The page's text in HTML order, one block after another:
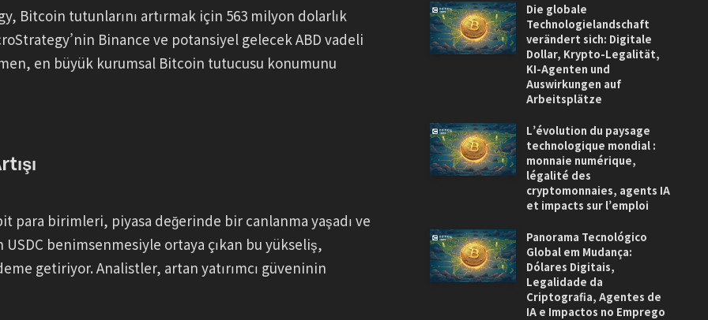
Bitcoin tutunlarını artırmak için 563 milyon dolarlık
Binance ve potansiyel gelecek ABD vadeli
en büyük kurumsal Bitcoin tutucusu konumunu
para birimleri, piyasa değerinde bir canlanma yaşadı ve
USDC benimsenmesiyle ortaya çıkan bu yükseliş,
getiriyor. Analistler, artan yatırımcı güveninin
Die globale
Technologielandschaft
verändert sich: Digitale
Dollar, Krypto-Legalität,
KI-Agenten und
Auswirkungen auf
Arbeitsplätze
L’évolution du paysage
technologique mondial :
monnaie numérique,
légalité des
cryptomonnaies, agents IA
et impacts sur l’emploi
Panorama Tecnológico
Global em Mudança:
Dólares Digitais,
Legalidade da
Criptografia, Agentes de
IA e Impactos no Emprego